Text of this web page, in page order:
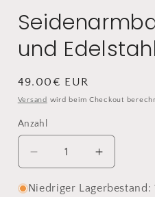
und
Normaler
Preis
49.00€ EUR
Versand wird beim Checkout
Anzahl
Anzahl
Verringere
die
Menge
Erhöhe
die
Menge
Niedriger Lagerbestand: